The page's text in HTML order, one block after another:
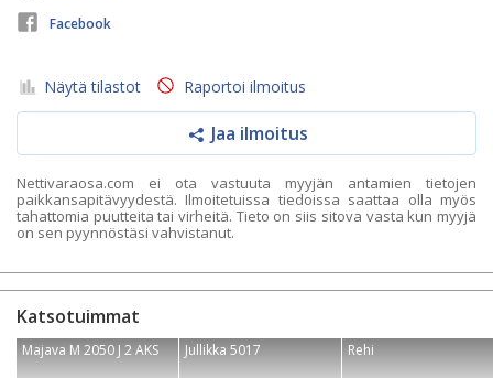
Facebook
Näytä tilastot Raportoi ilmoitus
Jaa ilmoitus
Nettivaraosa.com ei ota vastuuta myyjän antamien tietojen
paikkansapitävyydestä. Ilmoitetuissa tiedoissa saattaa olla myös
tahattomia puutteita tai virheitä. Tieto on siis sitova vasta kun myyjä
on sen pyynnöstäsi vahvistanut.
Katsotuimmat
Majava M 2050 J 2 AKS Jullikka 5017 Rehi